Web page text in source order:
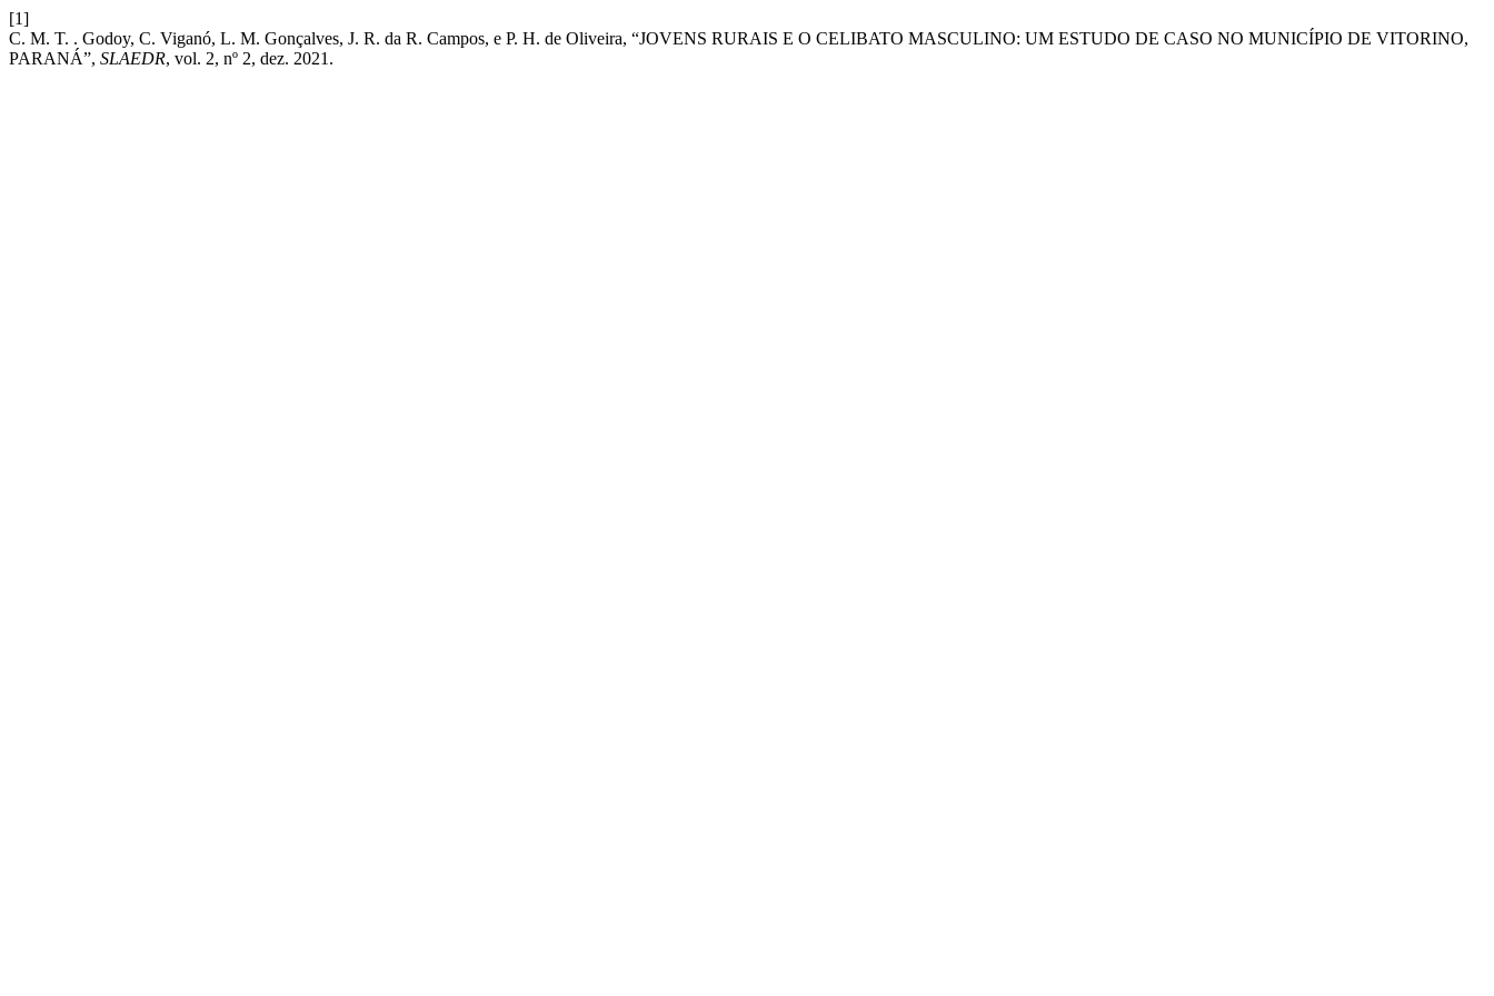
[1]
C. M. T. . Godoy, C. Viganó, L. M. Gonçalves, J. R. da R. Campos, e P. H. de Oliveira, “JOVENS RURAIS E O CELIBATO MASCULINO: UM ESTUDO DE CASO NO MUNICÍPIO DE VITORINO,
PARANÁ”, SLAEDR, vol. 2, nº 2, dez. 2021.